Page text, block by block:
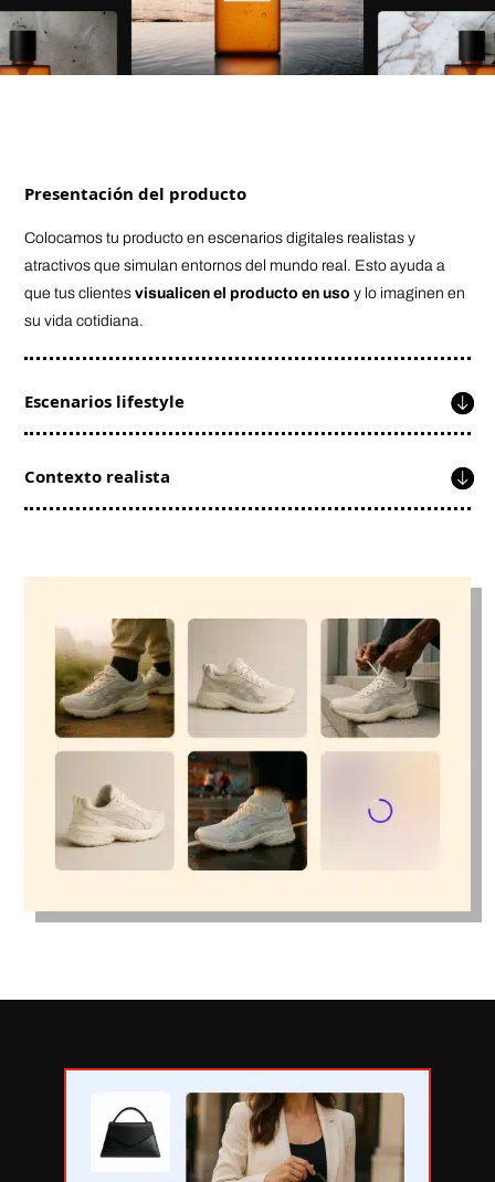
Presentación del producto
Colocamos tu producto en escenarios digitales realistas y
atractivos que simulan entornos del mundo real. Esto ayuda a
que tus clientesvisualicen el producto en uso y lo imaginen en
su vida cotidiana.
Escenarios lifestyle
Contexto realista